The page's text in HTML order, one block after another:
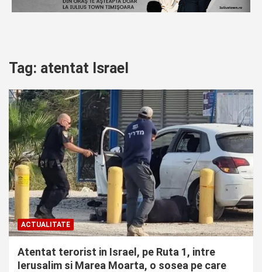
Tag: atentat Israel
ACTUALITATE
Atentat terorist in Israel, pe Ruta 1, intre
Ierusalim si Marea Moarta, o sosea pe care